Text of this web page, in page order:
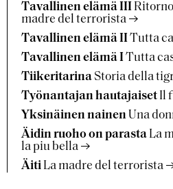
Tavallinen elämä III
madre del terrorista
Tavallinen elämä IITutta
Tavallinen elämä ITutta
TiikeritarinaStoria della
Työnantajan hautajaiset Il
Yksinäinen nainen Una
Äidin ruoho on parasta La
la piu bella
Äiti La madre del terrorista